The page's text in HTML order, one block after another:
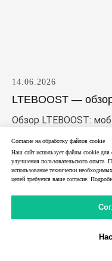
14.06.2026
LTEBOOST —
Обзор LTEBOOST:
география и
подходит lte boost и
подключением.
Согласие на обработку файлов cookie
Наш сайт использует файлы cookie для
улучшения пользовательского опыта.
использование технически
целей требуется ваше согласие.